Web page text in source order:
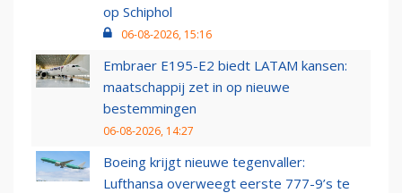
op Schiphol
06-08-2026, 15:16
Embraer E195-E2 biedt LATAM kansen:
maatschappij zet in op nieuwe
bestemmingen
06-08-2026, 14:27
Boeing krijgt nieuwe tegenvaller:
Lufthansa overweegt eerste 777-9’s te